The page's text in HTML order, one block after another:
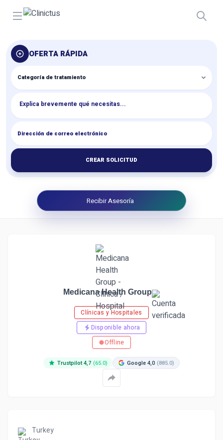
Open menu
OFERTA RÁPIDA
CREAR SOLICITUD
Recibir Asesoría
Medicana Health Group
Clínicas y Hospitales
Disponible ahora
Offline
Trustpilot 4,7 (65.0) Google 4,0 (885.0)
Turkey